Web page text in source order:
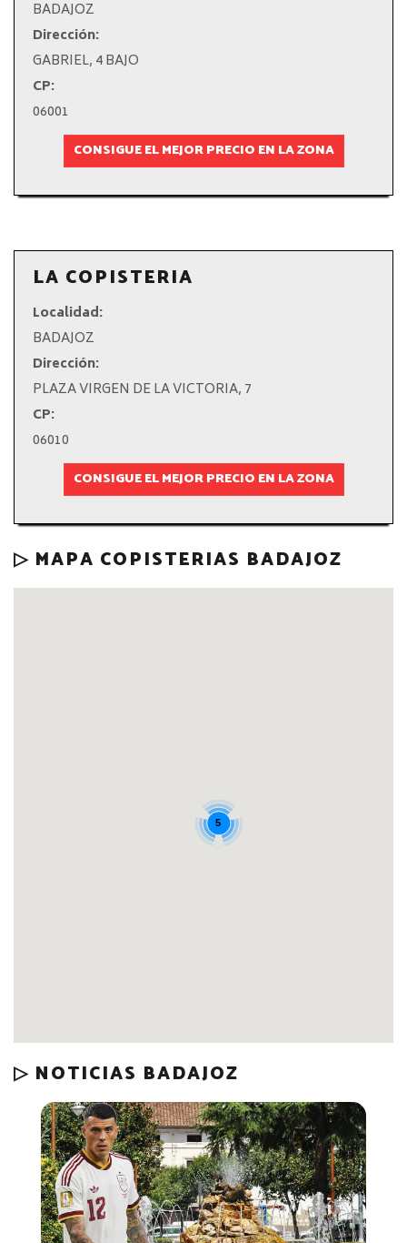
BADAJOZ
Dirección:
GABRIEL, 4 BAJO
CP:
06001
CONSIGUE EL MEJOR PRECIO EN LA ZONA
LA COPISTERIA
Localidad:
BADAJOZ
Dirección:
PLAZA VIRGEN DE LA VICTORIA, 7
CP:
06010
CONSIGUE EL MEJOR PRECIO EN LA ZONA
▷ MAPA COPISTERIAS BADAJOZ
5
▷ NOTICIAS BADAJOZ